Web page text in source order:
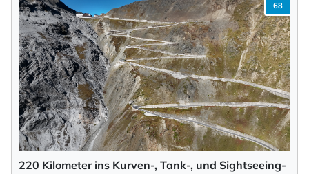
68
220 Kilometer ins Kurven-, Tank-, und Sightseeing-